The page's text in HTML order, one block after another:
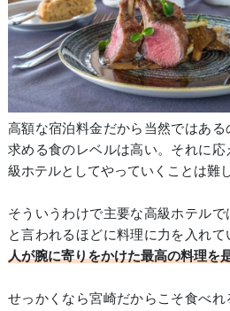
高額な宿泊料金だから当然ではあ
求める食のレベルは高い。それに
級ホテルとしてやっていくことは難し
そういうわけで主要な高級ホテル
と言われるほどに料理に力を入れて
人が腕に寄りをかけた最高の料理を
せっかくなら宮崎だからこそ食べ